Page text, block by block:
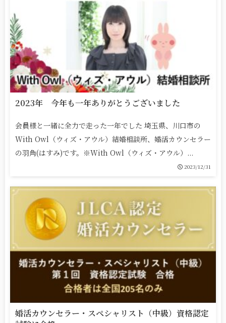
2023年 今年も一年ありがとうございました
会員様と一緒に全力で走った一年でした 埼玉県、川口市の
With Owl（ウィズ・アウル）結婚相談所、婚活カウンセラー
の羽角(はすみ)です。※With Owl（ウィズ・アウル）...
2023/12/31
婚活カウンセラー・スペシャリスト（中級）資格認定